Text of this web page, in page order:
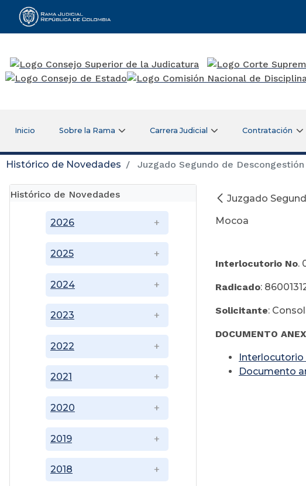
Rama Judicial
Inicio Sobre la Rama Carrera Judicial Contratación
Histórico de Novedades Juzgado Segundo de
Histórico de Novedades
2018
2019
2020
2021
2022
2023
2024
2025
2026
Juzgado
Mocoa
Interlocutorio No.
Radicado:
Solicitante:
DOCUMENTO
Interlocutorio
Documento